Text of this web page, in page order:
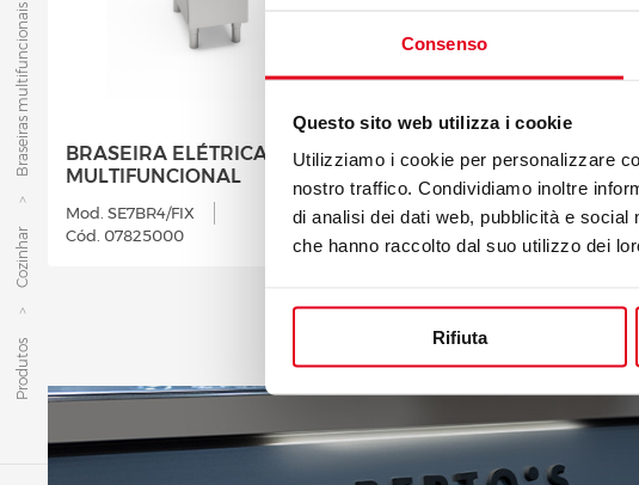
Consenso
Questo sito web utilizza i cookie
Utilizziamo i cookie per personalizzare
nostro traffico. Condividiamo inoltre
di analisi dei dati web, pubblicità e
che hanno raccolto dal suo utilizzo dei
Rifiuta
Produtos
Cozinhar
Braseiras multifuncionais
BRASEIRA ELÉTRICA
MULTIFUNCIONAL
Mod. SE7BR4/FIX
Cód. 07825000
BRASEIRA
MULTIFUNCIONAL
Mod. SE7BR8/FIX
Cód. 07822000